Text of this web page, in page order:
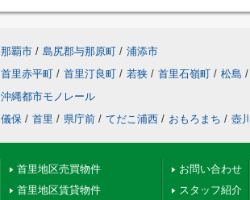
那覇市 / 島尻郡与那原町 / 浦添市
首里赤平町 / 首里汀良町 / 若狭 / 首里石嶺町 / 松島 /
沖縄都市モノレール
儀保 / 首里 / 県庁前 / てだこ浦西 / おもろまち / 壺川
首里地区売買物件
首里地区賃貸物件
お問い合わせ
スタッフ紹介